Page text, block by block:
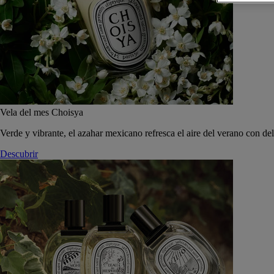
Vela del mes Choisya
Verde y vibrante, el azahar mexicano refresca el aire del verano con
Descubrir